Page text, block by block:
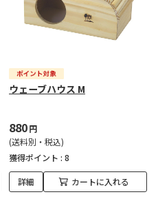
ウェーブハウス M
880円
(送料別・税込)
獲得ポイント : 8
詳細 カートに入れる